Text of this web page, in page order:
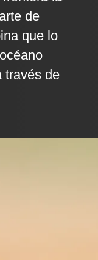
de
que lo
través de